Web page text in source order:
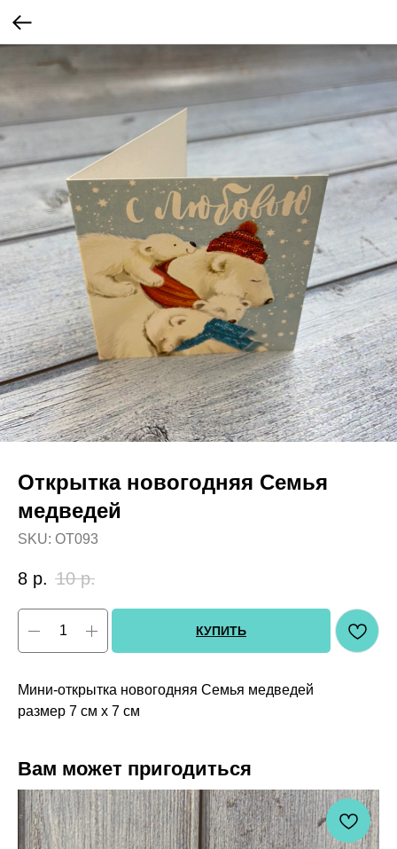
Открытка новогодняя Семья
медведей
SKU: OT093
8 р. 10 р.
КУПИТЬ
Мини-открытка новогодняя Семья медведей
размер 7 см х 7 см
Вам может пригодиться